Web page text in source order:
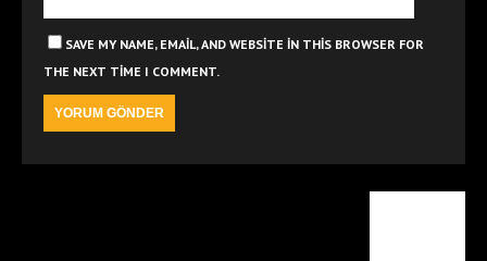
SAVE MY NAME, EMAIL, AND WEBSITE IN THIS BROWSER FOR
THE NEXT TIME I COMMENT.